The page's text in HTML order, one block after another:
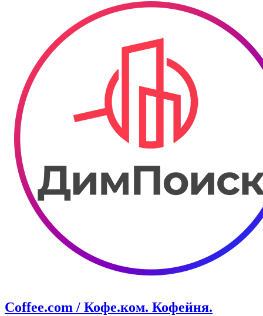
Coffee.com / Кофе.ком. Кофейня.